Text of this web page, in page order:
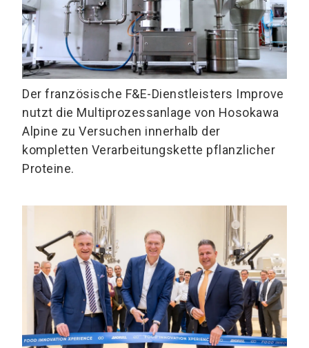
Der französische F&E-Dienstleisters Improve
nutzt die Multiprozessanlage von Hosokawa
Alpine zu Versuchen innerhalb der
kompletten Verarbeitungskette pflanzlicher
Proteine.